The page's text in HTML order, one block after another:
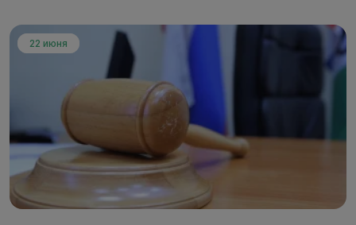
22 июня